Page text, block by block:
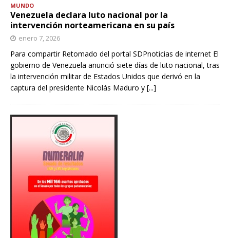
MUNDO
Venezuela declara luto nacional por la
intervención norteamericana en su país
enero 7, 2026
Para compartir Retomado del portal SDPnoticias de internet El
gobierno de Venezuela anunció siete días de luto nacional, tras
la intervención militar de Estados Unidos que derivó en la
captura del presidente Nicolás Maduro y [...]